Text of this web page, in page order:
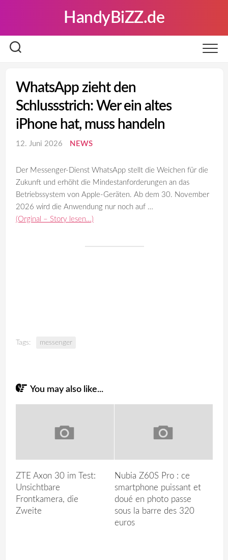
HandyBiZZ.de
WhatsApp zieht den
Schlussstrich: Wer ein altes
iPhone hat, muss handeln
12. Juni 2026 NEWS
Der Messenger-Dienst WhatsApp stellt die Weichen für die
Zukunft und erhöht die Mindestanforderungen an das
Betriebssystem von Apple-Geräten. Ab dem 30. November
2026 wird die Anwendung nur noch auf …
(Orginal – Story lesen…)
Tags: messenger
You may also like...
ZTE Axon 30 im Test:
Unsichtbare
Frontkamera, die
Zweite
Nubia Z60S Pro : ce
smartphone puissant et
doué en photo passe
sous la barre des 320
euros